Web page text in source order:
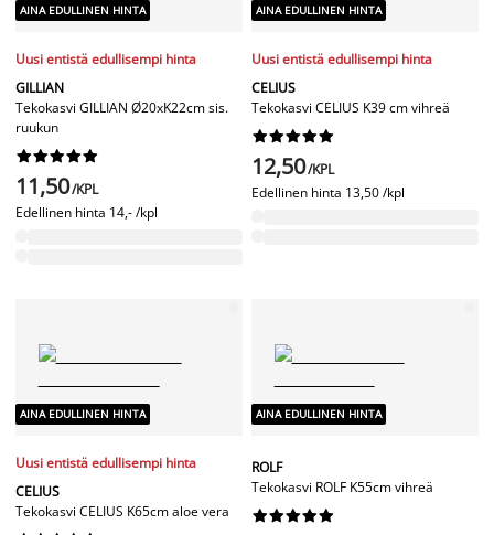
AINA EDULLINEN HINTA
Uusi entistä edullisempi hinta
GILLIAN
Tekokasvi GILLIAN Ø20xK22cm sis.
ruukun






11,50/KPL
Edellinen hinta 14,- /kpl
AINA EDULLINEN HINTA
Uusi entistä edullisempi hinta
CELIUS
Tekokasvi CELIUS K39 cm vihreä






12,50/KPL
Edellinen hinta 13,50 /kpl
AINA EDULLINEN HINTA
Uusi entistä edullisempi hinta
CELIUS
Tekokasvi CELIUS K65cm aloe vera
AINA EDULLINEN HINTA
ROLF
Tekokasvi ROLF K55cm vihreä





